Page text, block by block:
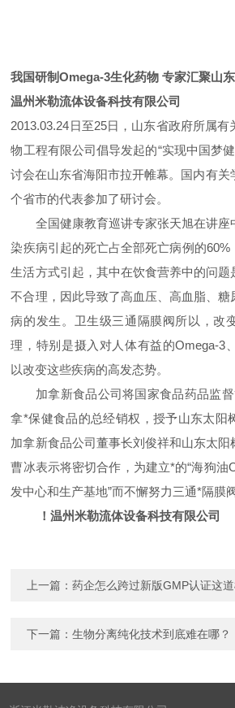
我国研制Omega-3生化药物 专家汇聚山
温州米勒流体设备科技有限公司
2013.03.24日至25日，山东省政府所属有
物工程有限公司倡导发起的“实现中国梦
讨会在山东省海阳市拉开帷幕。国内有关
个省市的代表参加了研讨会。
全国健康教育巡讲专家张天旭在讲座
染疾病引起的死亡占全部死亡病例的60%
生活方式引起，其中在饮食营养中的问题
不合理，因此导致了高血压、高血脂、糖
病的发生。卫生级三通隔膜阀所以，改
理，特别是摄入对人体有益的Omega-3
以改变这些疾病的高发态势。
加拿新食品公司将国家食品药品监督
拿*保健食品的总经销权，授予山东太阳
加拿新食品公司董事长刘俊祥和山东太
曹冰表示将密切合作，为建立*的“海狗油
发中心和生产基地”而不懈努力三通*隔膜阀
！温州米勒流体设备科技有限公司
上一篇：药企怎么跨过新版GMP认证这道
下一篇：生物分离纯化技术到底难在哪？